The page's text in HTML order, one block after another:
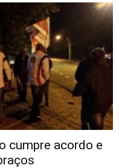
cumpre acordo e